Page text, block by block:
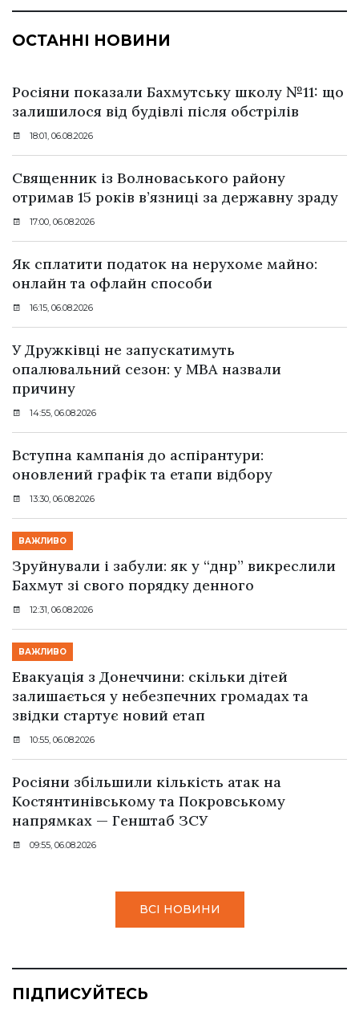
ОСТАННІ НОВИНИ
Росіяни показали Бахмутську школу №11: що
залишилося від будівлі після обстрілів
18:01, 06.08.2026
Священник із Волноваського району
отримав 15 років в’язниці за державну зраду
17:00, 06.08.2026
Як сплатити податок на нерухоме майно:
онлайн та офлайн способи
16:15, 06.08.2026
У Дружківці не запускатимуть
опалювальний сезон: у МВА назвали
причину
14:55, 06.08.2026
Вступна кампанія до аспірантури:
оновлений графік та етапи відбору
13:30, 06.08.2026
ВАЖЛИВО
Зруйнували і забули: як у “днр” викреслили
Бахмут зі свого порядку денного
12:31, 06.08.2026
ВАЖЛИВО
Евакуація з Донеччини: скільки дітей
залишається у небезпечних громадах та
звідки стартує новий етап
10:55, 06.08.2026
Росіяни збільшили кількість атак на
Костянтинівському та Покровському
напрямках — Генштаб ЗСУ
09:55, 06.08.2026
ВСІ НОВИНИ
ПІДПИСУЙТЕСЬ